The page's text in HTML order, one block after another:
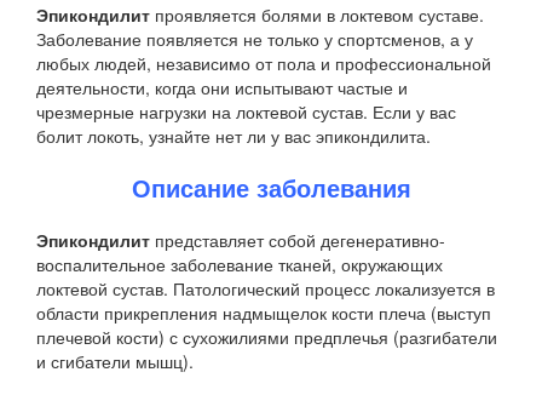
Эпикондилит проявляется болями в локтевом суставе.
Заболевание появляется не только у спортсменов, а у
любых людей, независимо от пола и профессиональной
деятельности, когда они испытывают частые и
чрезмерные нагрузки на локтевой сустав. Если у вас
болит локоть, узнайте нет ли у вас эпикондилита.
Описание заболевания
Эпикондилит представляет собой дегенеративно-
воспалительное заболевание тканей, окружающих
локтевой сустав. Патологический процесс локализуется в
области прикрепления надмыщелок кости плеча (выступ
плечевой кости) с сухожилиями предплечья (разгибатели
и сгибатели мышц).